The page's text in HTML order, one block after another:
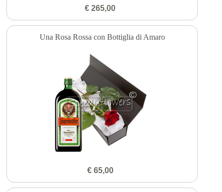
€ 265,00
Una Rosa Rossa con Bottiglia di Amaro
€ 65,00